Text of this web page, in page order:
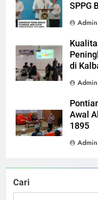
SPPG
Admin
di
Admin
Awal
1895
Admin
Cari